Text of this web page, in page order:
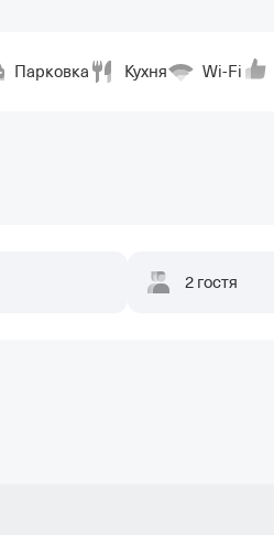
Парковка Кухня Wi-Fi
2 гостя